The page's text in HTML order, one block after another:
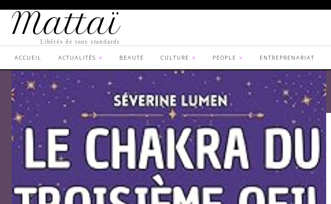
Mattaï
Libérés de tous standards
ACCUEIL ACTUALITÉS BEAUTÉ CULTURE PEOPLE ENTREPRENARIAT